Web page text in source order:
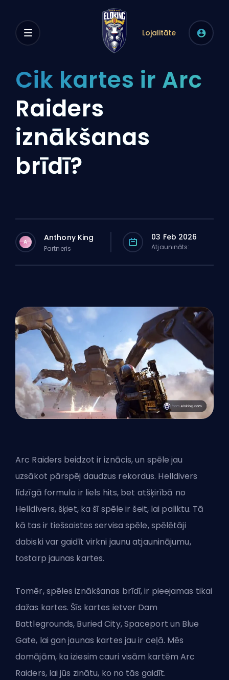
Lojalitāte
Cik kartes ir Arc
Raiders
iznākšanas
brīdī?
A Anthony King
Partneris
03 Feb 2026
Atjaunināts:
Arc Raiders beidzot ir iznācis, un spēle jau
uzsākot pārspēj daudzus rekordus. Helldivers
līdzīgā formula ir liels hits, bet atšķirībā no
Helldivers, šķiet, ka šī spēle ir šeit, lai paliktu. Tā
kā tas ir tiešsaistes servisa spēle, spēlētāji
dabiski var gaidīt virkni jaunu atjauninājumu,
tostarp jaunas kartes.
Tomēr, spēles iznākšanas brīdī, ir pieejamas tikai
dažas kartes. Šīs kartes ietver Dam
Battlegrounds, Buried City, Spaceport un Blue
Gate, lai gan jaunas kartes jau ir ceļā. Mēs
domājām, ka iziesim cauri visām kartēm Arc
Raiders, lai jūs zinātu, ko no tās gaidīt.